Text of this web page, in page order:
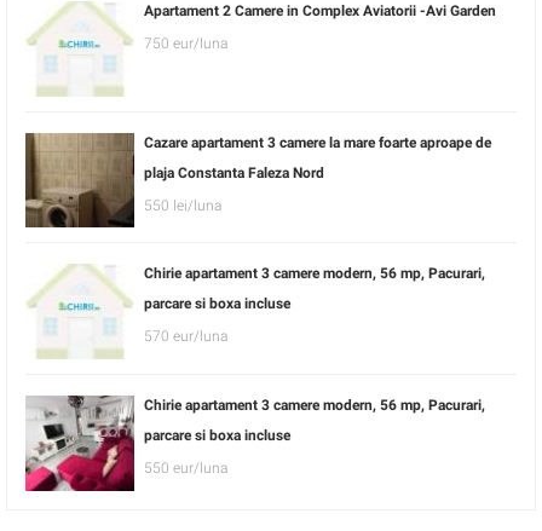
Apartament 2 Camere in Complex Aviatorii -Avi Garden
750 eur/luna
Cazare apartament 3 camere la mare foarte aproape de
plaja Constanta Faleza Nord
550 lei/luna
Chirie apartament 3 camere modern, 56 mp, Pacurari,
parcare si boxa incluse
570 eur/luna
Chirie apartament 3 camere modern, 56 mp, Pacurari,
parcare si boxa incluse
550 eur/luna